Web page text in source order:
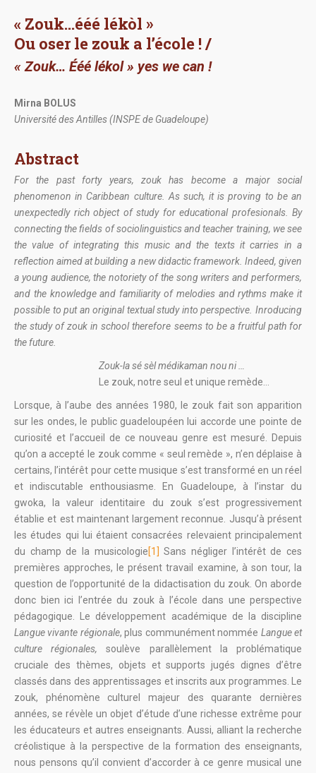
« Zouk…ééé lékòl »
Ou oser le zouk a l’école ! /
« Zouk… Ééé lékol » yes we can !
Mirna BOLUS
Université des Antilles (INSPE de Guadeloupe)
Abstract
For the past forty years, zouk has become a major social
phenomenon in Caribbean culture. As such, it is proving to be an
unexpectedly rich object of study for educational profesionals. By
connecting the fields of sociolinguistics and teacher training, we see
the value of integrating this music and the texts it carries in a
reflection aimed at building a new didactic framework. Indeed, given
a young audience, the notoriety of the song writers and performers,
and the knowledge and familiarity of melodies and rythms make it
possible to put an original textual study into perspective. Inroducing
the study of zouk in school therefore seems to be a fruitful path for
the future.
Zouk-la sé sèl médikaman nou ni …
Le zouk, notre seul et unique remède…
Lorsque, à l’aube des années 1980, le zouk fait son apparition
sur les ondes, le public guadeloupéen lui accorde une pointe de
curiosité et l’accueil de ce nouveau genre est mesuré. Depuis
qu’on a accepté le zouk comme « seul remède », n’en déplaise à
certains, l’intérêt pour cette musique s’est transformé en un réel
et indiscutable enthousiasme. En Guadeloupe, à l’instar du
gwoka, la valeur identitaire du zouk s’est progressivement
établie et est maintenant largement reconnue. Jusqu’à présent
les études qui lui étaient consacrées relevaient principalement
du champ de la musicologie[1]
Sans négliger l’intérêt de ces
premières approches, le présent travail examine, à son tour, la
question de l’opportunité de la didactisation du zouk. On aborde
donc bien ici l’entrée du zouk à l’école dans une perspective
pédagogique. Le développement académique de la discipline
Langue vivante régionale, plus communément nommée Langue et
culture régionales, soulève parallèlement la problématique
cruciale des thèmes, objets et supports jugés dignes d’être
classés dans des apprentissages et inscrits aux programmes. Le
zouk, phénomène culturel majeur des quarante dernières
années, se révèle un objet d’étude d’une richesse extrême pour
les éducateurs et autres enseignants. Aussi, alliant la recherche
créolistique à la perspective de la formation des enseignants,
nous pensons qu’il convient d’accorder à ce genre musical une